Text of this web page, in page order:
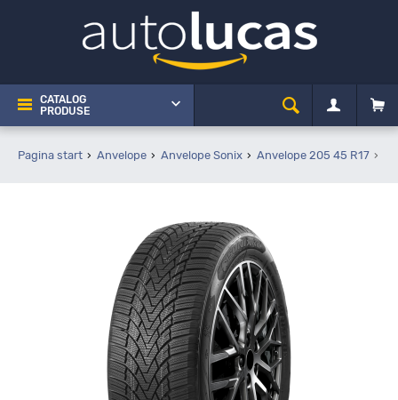
CATALOG
PRODUSE
Pagina start Anvelope Anvelope Sonix Anvelope 205 45 R17